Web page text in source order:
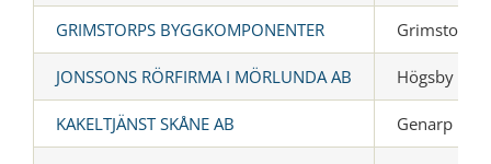
GRIMSTORPS BYGGKOMPONENTER Grimstorp
JONSSONS RÖRFIRMA I MÖRLUNDA AB Högsby
KAKELTJÄNST SKÅNE AB Genarp